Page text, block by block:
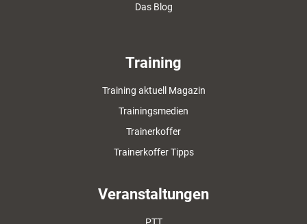
Das Blog
Training
Training aktuell Magazin
Trainingsmedien
Trainerkoffer
Trainerkoffer Tipps
Veranstaltungen
PTT